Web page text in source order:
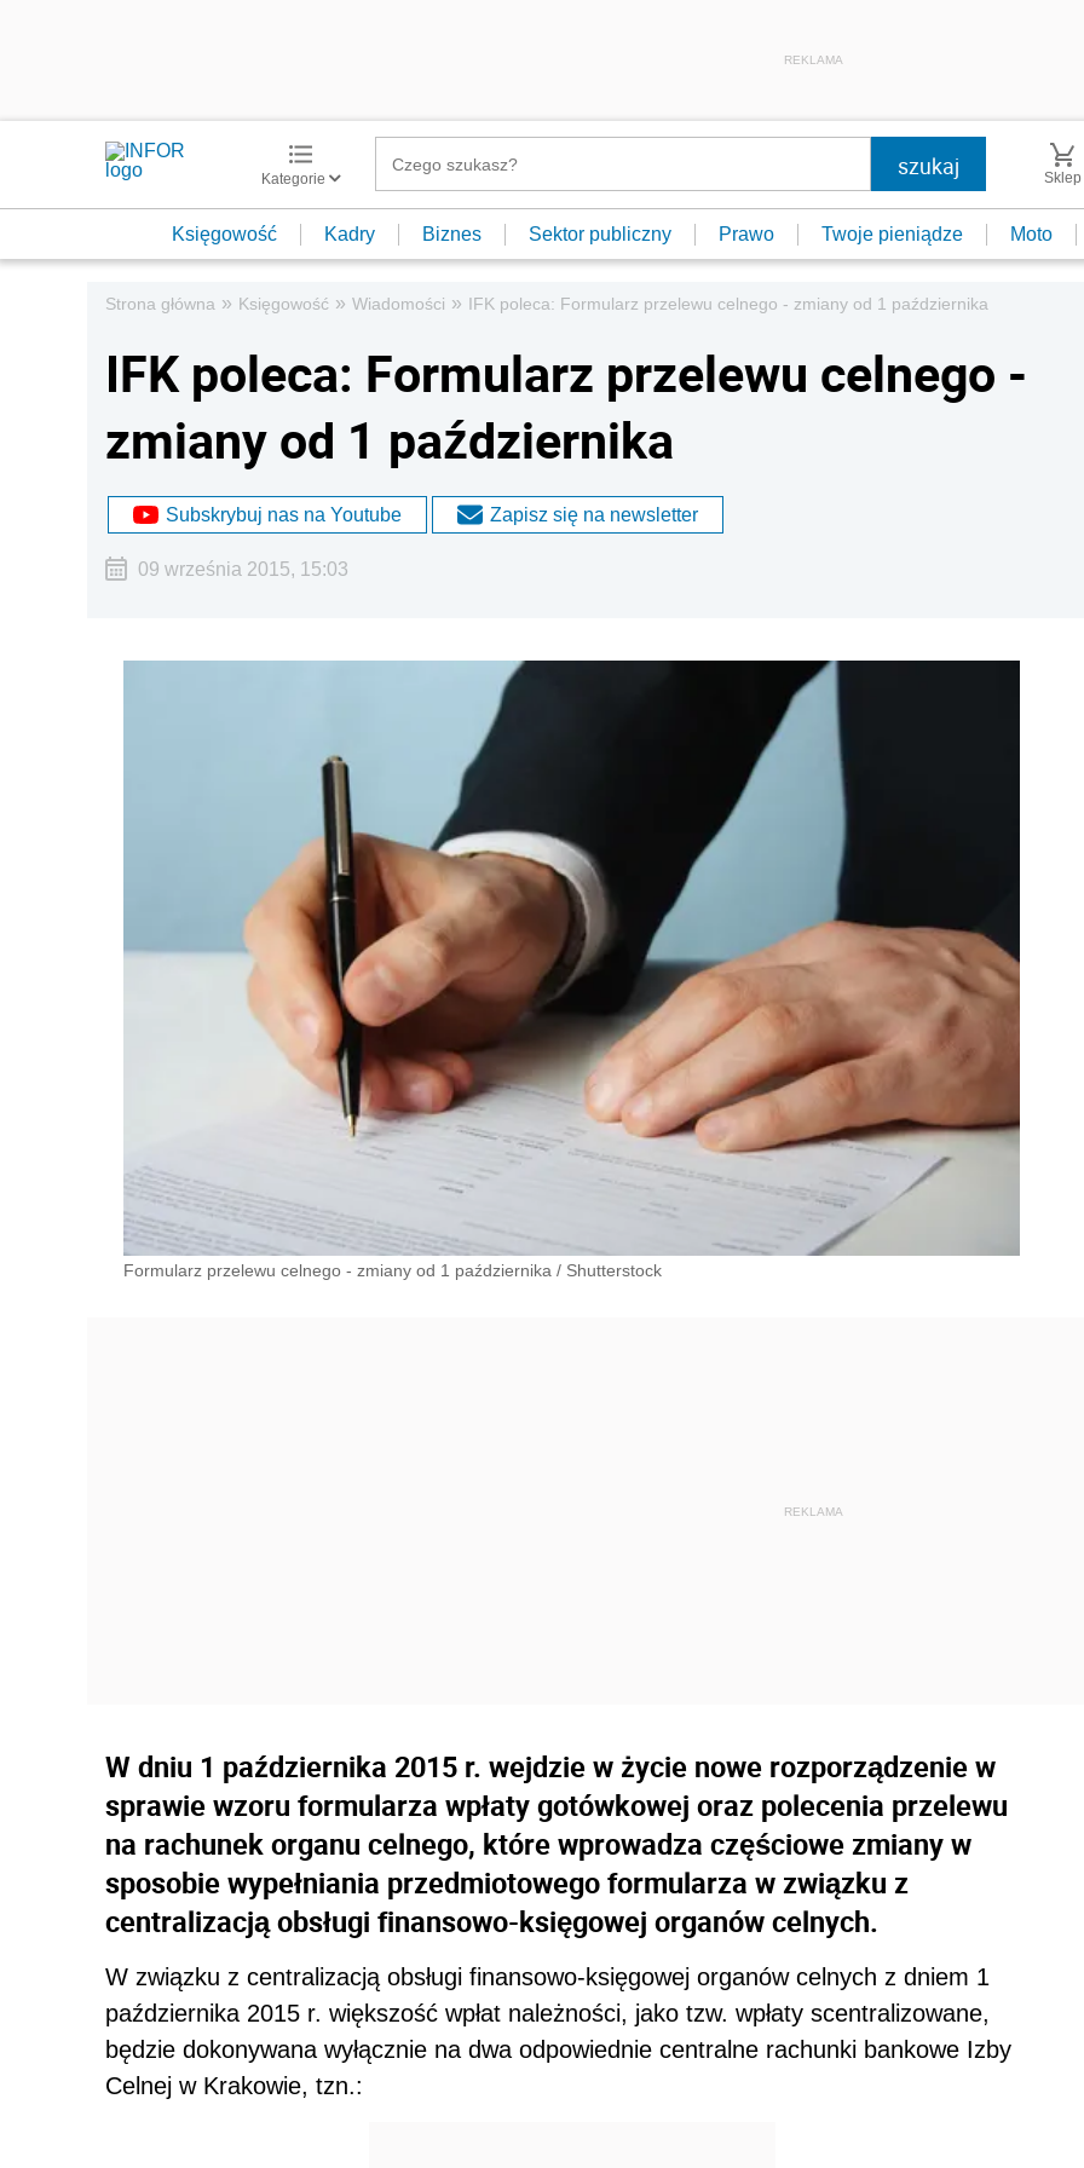
REKLAMA
Kategorie Sklep
Księgowość Kadry Biznes Sektor publiczny Prawo Twoje pieniądze Moto
Strona główna » Księgowość » Wiadomości » IFK poleca: Formularz przelewu celnego - zmiany od 1 października
IFK poleca: Formularz przelewu celnego -
zmiany od 1 października
Subskrybuj nas na Youtube Zapisz się na newsletter
09 września 2015, 15:03
Formularz przelewu celnego - zmiany od 1 października / Shutterstock
W dniu 1 października 2015 r. wejdzie w życie nowe rozporządzenie w
sprawie wzoru formularza wpłaty gotówkowej oraz polecenia przelewu
na rachunek organu celnego, które wprowadza częściowe zmiany w
sposobie wypełniania przedmiotowego formularza w związku z
centralizacją obsługi finansowo-księgowej organów celnych.
W związku z centralizacją obsługi finansowo-księgowej organów celnych z dniem 1
października 2015 r. większość wpłat należności, jako tzw. wpłaty scentralizowane,
będzie dokonywana wyłącznie na dwa odpowiednie centralne rachunki bankowe Izby
Celnej w Krakowie, tzn.: